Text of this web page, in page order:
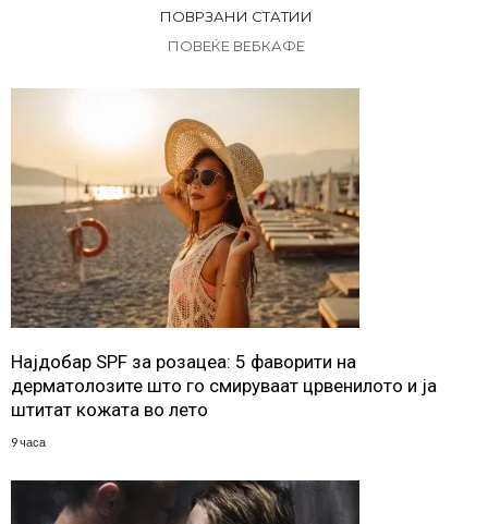
ПОВРЗАНИ СТАТИИ
ПОВЕЌЕ ВЕБКАФЕ
Најдобар SPF за розацеа: 5 фаворити на
дерматолозите што го смируваат црвенилото и ја
штитат кожата во лето
9 часа